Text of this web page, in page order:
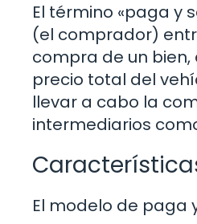
El término «paga y
(el comprador)
compra de un
precio total del
llevar a cabo la
intermediarios
El modelo de paga